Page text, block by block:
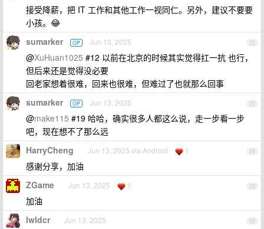
接受降薪，把 IT 工作和其他工作一视同仁。另外，建议不要要
小孩。😂
22
sumarker OP Jun 13, 2025
@XuHuan1025 #12 以前在北京的时候其实觉得扛一抗 也行，
但后来还是觉得没必要
回老家想着很难，回来也很难，但难过了也就那么回事
23
sumarker OP Jun 13, 2025
@make115 #19 哈哈，确实很多人都这么说，走一步看一步
吧，现在想不了那么远
24
HarryCheng Jun 13, 2025 via Android 1
感谢分享，加油
25
ZGame Jun 13, 2025 1
加油
26
lwldcr Jun 13, 2025